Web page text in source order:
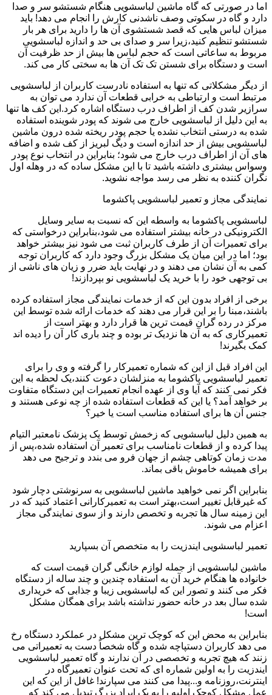
اما در صورتی که گاه ماشین لباسشویی هنگام شستشو سر و صدا
دارد و گاه در سکوتی وصف ناشدنی کارش را انجام می دهد! باید
میزان لباس هایی که قصد شستشوی آن ها را دارید برای هر بار
شستشو تنظیم کنید،زیرا سر و صدای بی حد و اندازه لباسشویی
مربوط به ساعاتی است که حجم لباس ها بیش از حد ظرفیت آن
است و دستگاه برای شستن تک تک آن ها به سختی کار می کند.
از دیگر مشکلاتی که تنها به استفاده نادرست کاربران از لباسشویی
مرتبط است و ارتباطی به خرابی قطعات آن ندارد می توان به
سرازیر شدن کف از اطراف درب دستگاه اشاره کرد.این کف ها تنها
به این دلیل از لباسشویی خارج می شوند که پودر شوینده استفاده
شده به درستی انتخاب نشده یا حجم پودر ریخته شده درون ماشین
لباسشویی بیش از حد اندازه است و دیگ لبریز از کف شده و اضافه
های آن از اطراف درب خارج می شود؛ بنابراین در انتخاب نوع پودر
وسواس بیشتری داشته باشید تا با این مشکل ساده که در وهله اول
نگران کننده به نظر می رسد مواجه نشوید.
نمایندگی مجاز و تعمیر لباسشویی پاکشوما
لباسشویی پاکشوما به واسطه این که نسبت به سایر وسایل
الکترونیکی در خانه بیشتر استفاده می شود،بنابراین درخواستی که
برای تعمیرات آن از طرف کاربران ثبت می شود نیز بیشتر خواهد
بود؛ اما در این میان یک مشکل بزرگ وجود دارد که کاربران توجه
کمی به آن نشان می دهند و در نهایت باید ضرر و زیان های ناشی از
بی توجهی خود را با خرید یک لباسشویی نو بپردازند!
برخی از افراد بدون این که از خدمات نمایندگی مجاز استفاده کرده
باشند،مبنا را بر این قرار می دهند که خدمات ارائه شده توسط این
مرکز در رده گران قیمت ترین ها قرار دارد و بهتر است از
تعمیرکاری که به آن ها نزدیک تر بوده و چند باری کار آن را دیده اند
کمک بگیرند!
این افراد قبل از این که شماره تعمیرکار را گرفته و وی را برای
تعمیر لباسشویی پاکشوما به منزلشان دعوت کنند،یک لحظه به این
فکر نمی کنند که آیا وی از عهده انجام تعمیرات این دستگاه متفاوت
بر خواهد آمد؟ یا این که قطعات استفاده شده از چه نوعی هستند و
جنس آن ها برای استفاده مناسب است یا خیر؟
به همین دلیل لباسشویی که زخمش توسط یک پزشک نامعتبر التیام
پیدا کرده و از قطعات نامناسب برای تعمیر آن استفاده شده،پس از
مدت زمان کوتاهی چشم از جهان فرو می بندد و ترجیح می دهد
برای همیشه خاموش باقی بماند.
بنابراین اگر نمی خواهید ماشین لباسشویی به سرنوشتی دچار شود
که غیرقابل تغییر است،بهتر است به تعمیرکارانی اعتماد کنید که در
این زمینه سال ها تجربه و تخصص دارند و از سوی نمایندگی مجاز
اعزام می شوند.
تعمیر لباسشویی ایندزیت را به متخصص آن بسپارید
ماشین لباسشویی از جمله لوازم خانگی گران قیمت است که
خانواده ها هنگام خرید آن به استفاده چندین و چند ساله از دستگاه
فکر می کنند و تصور این که لباسشویی زیبا و جذابی که خریداری
شده سال بعد در خانه حضور نداشته باشد برای همگان مشکل
است!
بنابراین به محض این که کوچک ترین مشکل در عملکرد دستگاه رخ
می دهد کاربران دستپاچه شده و گاه شخصاً دست به تعمیراتی می
زنند که هیچ تجربه و تخصصی در آن ندارند و گاه تعمیر لباسشویی
ایندزیت را به اولین شماره ای که تحت عنوان تعمیرگاه در
اینترنت،روزنامه و...پیدا می کنند می سپارند! غافل از این که این
عمل مشکل کوچک اولیه را به یک ایراد بزرگ تبدیل می کند که